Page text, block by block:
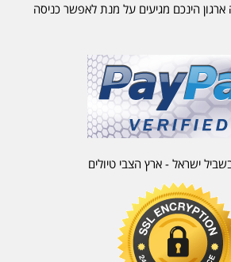
הינכם מגיעים על מנת לאפשר כניסה
ישראל - ארץ הצבי טיולים